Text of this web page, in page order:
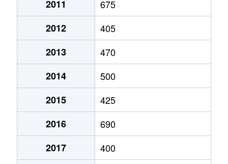
2011
675
2012
405
2013
470
2014
500
2015
425
2016
690
2017
400